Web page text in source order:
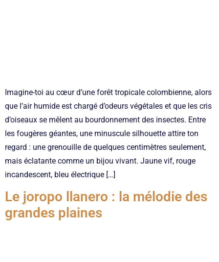
Imagine-toi au cœur d’une forêt tropicale colombienne, alors
que l’air humide est chargé d’odeurs végétales et que les cris
d’oiseaux se mêlent au bourdonnement des insectes. Entre
les fougères géantes, une minuscule silhouette attire ton
regard : une grenouille de quelques centimètres seulement,
mais éclatante comme un bijou vivant. Jaune vif, rouge
incandescent, bleu électrique […]
Le joropo llanero : la mélodie des
grandes plaines